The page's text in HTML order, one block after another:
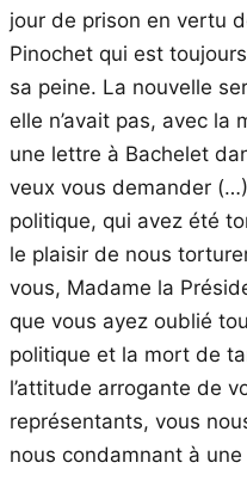
jour de prison en vertu
Pinochet qui est
sa peine. La nouvelle
elle n’avait pas, avec la
une lettre à Bachelet
veux vous demander
politique, qui avez été
le plaisir de nous
vous, Madame la
que vous ayez oublié
politique et la mort de
l’attitude arrogante de
représentants, vous
nous condamnant à